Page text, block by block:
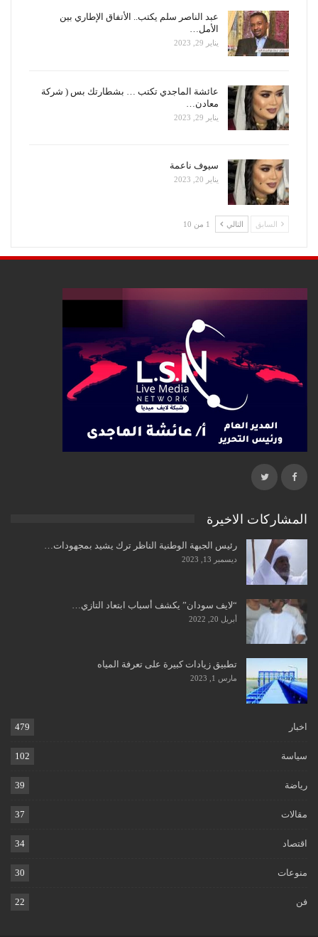
عبد الناصر سلم يكتب.. الأتفاق الإطاري بين
الأمل…
يناير 29, 2023
عائشة الماجدي تكتب … بشطارتك بس ( شركة
معادن…
يناير 29, 2023
سيوف ناعمة
يناير 20, 2023
السابق التالي 1 من 10
المشاركات الاخيرة
رئيس الجبهة الوطنية الناظر ترك يشيد بمجهودات…
ديسمبر 13, 2023
“لايف سودان” يكشف أسباب ابتعاد التازي…
أبريل 20, 2022
تطبيق زيادات كبيرة على تعرفة المياه
مارس 1, 2023
اخبار 479
سياسة 102
رياضة 39
مقالات 37
اقتصاد 34
منوعات 30
فن 22